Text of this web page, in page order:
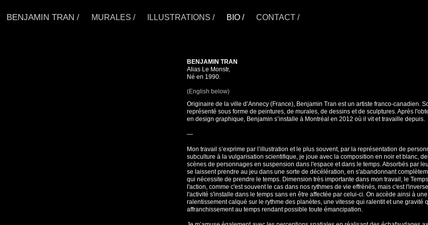
BENJAMIN TRAN / MURALES / ILLUSTRATIONS / BIO / CONTACT /
BENJAMIN TRAN
Alias Le Monstr,
Né en 1990.
(English below)
Originaire de la ville d’Annecy (France), Benjamin Tran est un artiste franco-canadien.
représenté sous forme de peintures, de murales, de dessins et de sculptures. Après
en design graphique, Benjamin s’installe à Montréal en 2012 où il vit et travaille depuis.
—
Mon travail s’exprime par l’illustration et le plus souvent, par la représentation de
subculture à la vulgarisation scientifique, je joue avec la composition en noir et blanc,
scènes de personnages en suspension dans l'espace et dans le temps. Absorbés par
se laissent prendre au jeu dans une sorte de décélération, en s'abandonnant
qui nécessite de prendre le temps. Dimension très importante dans mon travail, le
l'action, comme c'est souvent le cas dans nos rythmes de vie effrénés, mais c'est
l'activité s'installe dans le temps sans en être affectée par celui-ci. On accède ainsi à
ralentissement calqué sur le rythme des planètes, une vitesse qui ralentit et une gravité
affranchissement au temps rendant possible toute émancipation.